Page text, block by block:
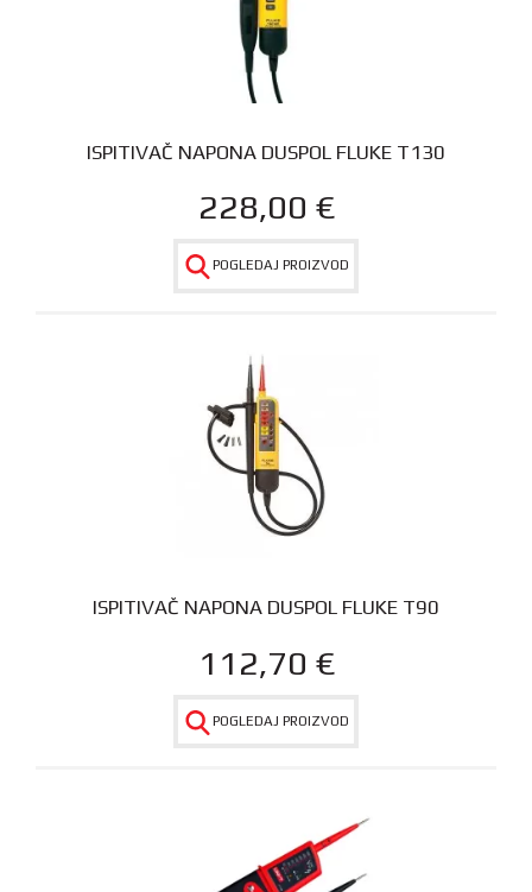
ISPITIVAČ NAPONA DUSPOL FLUKE T130
228,00 €
POGLEDAJ PROIZVOD
ISPITIVAČ NAPONA DUSPOL FLUKE T90
112,70 €
POGLEDAJ PROIZVOD